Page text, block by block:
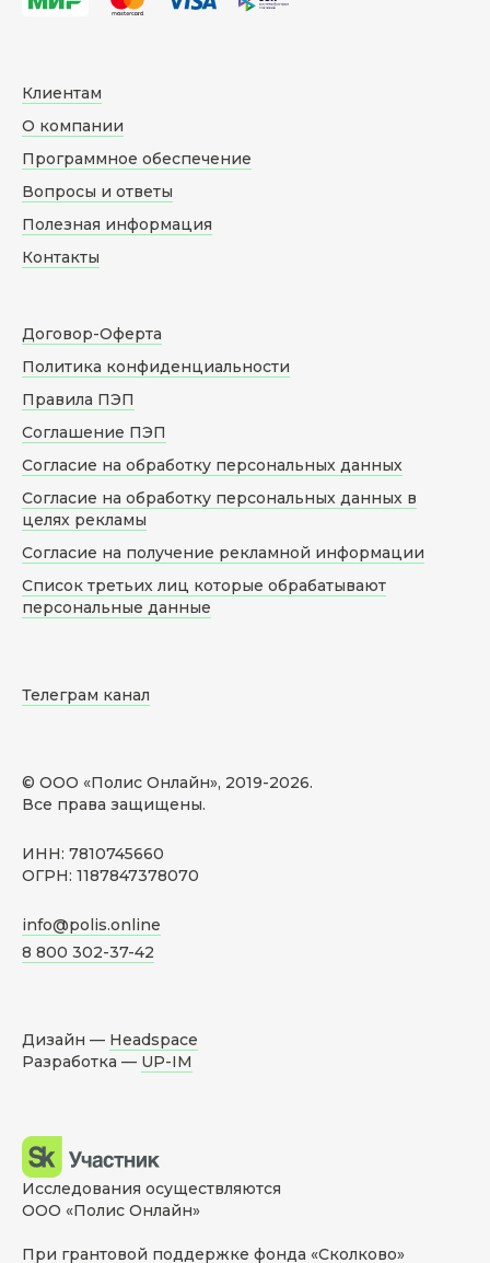
© ООО «Полис Онлайн», 2019-2026.
Все права защищены.
ИНН: 7810745660
ОГРН: 1187847378070
info@polis.online
8 800 302-37-42
Клиентам
О компании
Программное обеспечение
Вопросы и ответы
Полезная информация
Контакты
Договор-Оферта
Политика конфиденциальности
Правила ПЭП
Соглашение ПЭП
Согласие на обработку персональных данных
Согласие на обработку персональных данных в
целях рекламы
Согласие на получение рекламной информации
Список третьих лиц которые обрабатывают
персональные данные
Телеграм канал
Дизайн — Headspace
Разработка — UP-IM
Исследования осуществляются
ООО «Полис Онлайн»
При грантовой поддержке фонда «Сколково»